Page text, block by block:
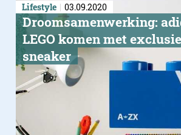
Lopen ze lekker?
Lifestyle 03.09.2020
Droomsamenwerking:
LEGO komen met
sneaker